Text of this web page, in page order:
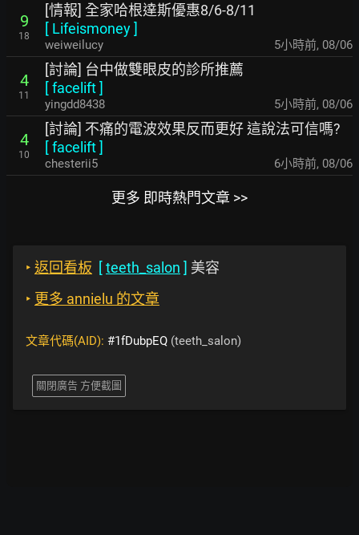
9
18
[情報] 全家哈根達斯優惠8/6-8/11
[ Lifeismoney]
weiweilucy 5小時前, 08/06
4
11
[討論] 台中做雙眼皮的診所推薦
[facelift]
yingdd8438 5小時前, 08/06
4
10
[討論] 不痛的電波效果反而更好 這說法可信嗎?
[facelift]
chesterii5 6小時前, 08/06
更多 即時熱門文章 >>
‣ 返回看板 [teeth_salon ] 美容
‣ 更多 annielu 的文章
文章代碼(AID): #1fDubpEQ (teeth_salon)
關閉廣告 方便截圖